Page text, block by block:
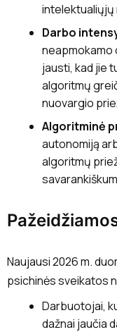
intelektualiųjų
Darbo
neapmokamo
jausti, kad jie
algoritmų
nuovargio
Algoritminė
autonomiją
algoritmų
Naujausi 2026 m.
psichinės sveikatos
Darbuotojai,
dažnai jaučia